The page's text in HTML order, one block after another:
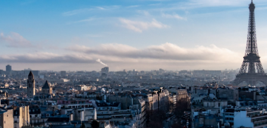
Animatie
Documentaire
Drama
Fantasy